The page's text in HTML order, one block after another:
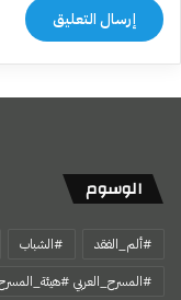
الوسوم
#ألم_الفقد #الشباب
#المسرح_العربي